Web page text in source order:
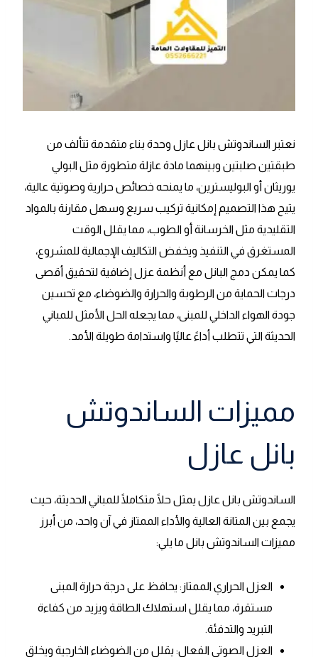
نعتبر الساندوتش بانل عازل وحدة بناء متقدمة تتألف من
طبقتين صلبتين وبينهما مادة عازلة متطورة مثل البولي
يوريثان أو البوليسترين، ما يمنحه خصائص حرارية وصوتية عالية،
يتيح هذا التصميم إمكانية تركيب سريع وسهل مقارنة بالمواد
التقليدية مثل الخرسانة أو الطوب، مما يقلل الوقت
المستغرق في التنفيذ ويخفض التكاليف الإجمالية للمشروع،
كما يمكن دمج البانل مع أنظمة عزل إضافية لتحقيق أقصى
درجات الحماية من الرطوبة والحرارة والضوضاء، مع تحسين
جودة الهواء الداخلي للمبنى، مما يجعله الحل الأمثل للمباني
الحديثة التي تتطلب أداءً عاليًا واستدامة طويلة الأمد.
مميزات الساندوتش
بانل عازل
الساندوتش بانل عازل يمثل حلًا متكاملًا للمباني الحديثة، حيث
يجمع بين المتانة العالية والأداء الممتاز في آن واحد، من أبرز
مميزات الساندوتش بانل ما يلي:
العزل الحراري الممتاز: يحافظ على درجة حرارة المبنى
مستقرة، مما يقلل استهلاك الطاقة ويزيد من كفاءة
التبريد والتدفئة.
العزل الصوتي الفعال: يقلل من الضوضاء الخارجية ويخلق